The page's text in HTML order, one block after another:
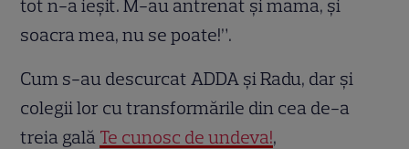
tot n-a ieșit. M-au antrenat și mama, și
soacra mea, nu se poate!”.
Cum s-au descurcat ADDA şi Radu, dar şi
colegii lor cu transformările din cea de-a
treia gală Te cunosc de undeva!,